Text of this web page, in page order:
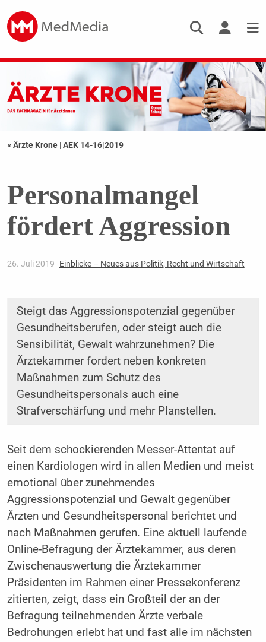
« Ärzte Krone |AEK 14-16|2019
Personalmangel
fördert Aggression
26. Juli 2019 Einblicke – Neues aus Politik, Recht und Wirtschaft
Steigt das Aggressionspotenzial gegenüber
Gesundheitsberufen, oder steigt auch die
Sensibilität, Gewalt wahrzunehmen? Die
Ärztekammer fordert neben konkreten
Maßnahmen zum Schutz des
Gesundheitspersonals auch eine
Strafverschärfung und mehr Planstellen.
Seit dem schockierenden Messer-Attentat auf
einen Kardiologen wird in allen Medien und meist
emotional über zunehmendes
Aggressionspotenzial und Gewalt gegenüber
Ärzten und Gesundheitspersonal berichtet und
nach Maßnahmen gerufen. Eine aktuell laufende
Online-Befragung der Ärztekammer, aus deren
Zwischenauswertung die Ärztekammer
Präsidenten im Rahmen einer Pressekonferenz
zitierten, zeigt, dass ein Großteil der an der
Befragung teilnehmenden Ärzte verbale
Bedrohungen erlebt hat und fast alle im nächsten